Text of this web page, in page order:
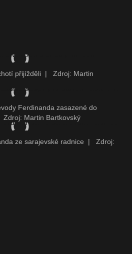
přijížděli |
Zdroj: Martin
Ferdinanda zasazené do
Zdroj: Martin Bartkovský
ze sarajevské radnice |
Zdroj: